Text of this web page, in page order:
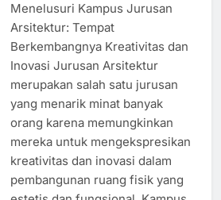
Menelusuri Kampus Jurusan
Arsitektur: Tempat
Berkembangnya Kreativitas dan
Inovasi Jurusan Arsitektur
merupakan salah satu jurusan
yang menarik minat banyak
orang karena memungkinkan
mereka untuk mengekspresikan
kreativitas dan inovasi dalam
pembangunan ruang fisik yang